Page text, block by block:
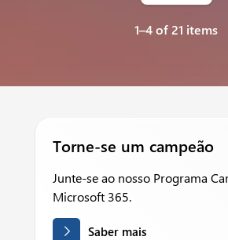
1–4 of 21 items
Torne-se um campeão
Junte-se ao nosso Programa
Microsoft 365.
Saber mais